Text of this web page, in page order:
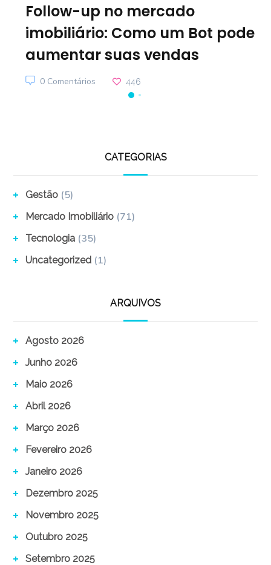
Follow-up no mercado
imobiliário: Como um Bot pode
aumentar suas vendas
446
0 Comentários
CATEGORIAS
Gestão (5)
Mercado Imobiliário (71)
Tecnologia (35)
Uncategorized (1)
ARQUIVOS
Agosto 2026
Junho 2026
Maio 2026
Abril 2026
Março 2026
Fevereiro 2026
Janeiro 2026
Dezembro 2025
Novembro 2025
Outubro 2025
Setembro 2025